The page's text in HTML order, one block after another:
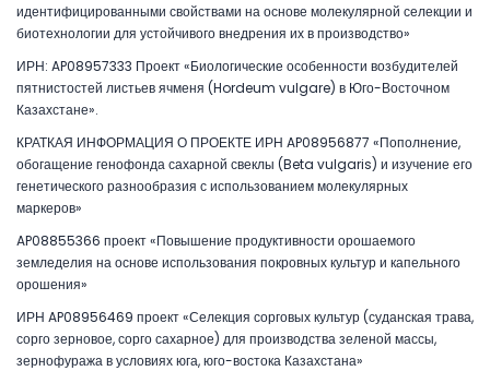
идентифицированными свойствами на основе молекулярной селекции и
биотехнологии для устойчивого внедрения их в производство»
ИРН: AP08957333 Проект «Биологические особенности возбудителей
пятнистостей листьев ячменя (Hordeum vulgare) в Юго-Восточном
Казахстане».
КРАТКАЯ ИНФОРМАЦИЯ О ПРОЕКТЕ ИРН AP08956877 «Пополнение,
обогащение генофонда сахарной свеклы (Beta vulgaris) и изучение его
генетического разнообразия с использованием молекулярных
маркеров»
AP08855366 проект «Повышение продуктивности орошаемого
земледелия на основе использования покровных культур и капельного
орошения»
ИРН AP08956469 проект «Селекция сорговых культур (суданская трава,
сорго зерновое, сорго сахарное) для производства зеленой массы,
зернофуража в условиях юга, юго-востока Казахстана»